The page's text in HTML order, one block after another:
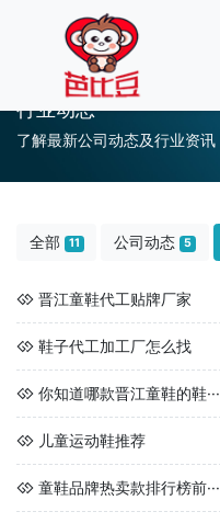
行业动态
了解最新公司动态及行业资讯
全部 11 公司动态 5
晋江童鞋代工贴牌厂家
鞋子代工加工厂怎么找
你知道哪款晋江童鞋的鞋···
儿童运动鞋推荐
童鞋品牌热卖款排行榜前···